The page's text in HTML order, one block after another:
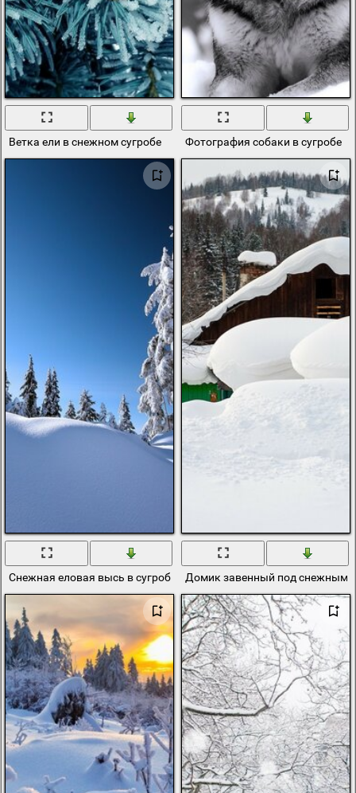
Ветка ели в снежном сугробе Фотография собаки в сугробе
Снежная еловая высь в сугробах Домик завенный под снежным